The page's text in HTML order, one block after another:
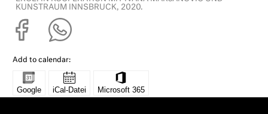
KUNSTRAUM INNSBRUCK, 2020.
Add to calendar: